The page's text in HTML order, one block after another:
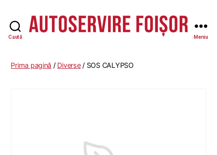
Caută
-
Meniu
Prima pagină / Diverse/ SOS CALYPSO